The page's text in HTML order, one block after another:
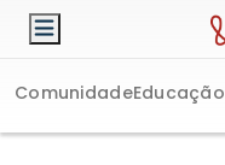
ComunidadeEducação